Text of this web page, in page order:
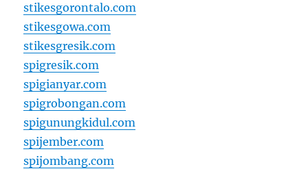
stikesgorontalo.com
stikesgowa.com
stikesgresik.com
spigresik.com
spigianyar.com
spigrobongan.com
spigunungkidul.com
spijember.com
spijombang.com